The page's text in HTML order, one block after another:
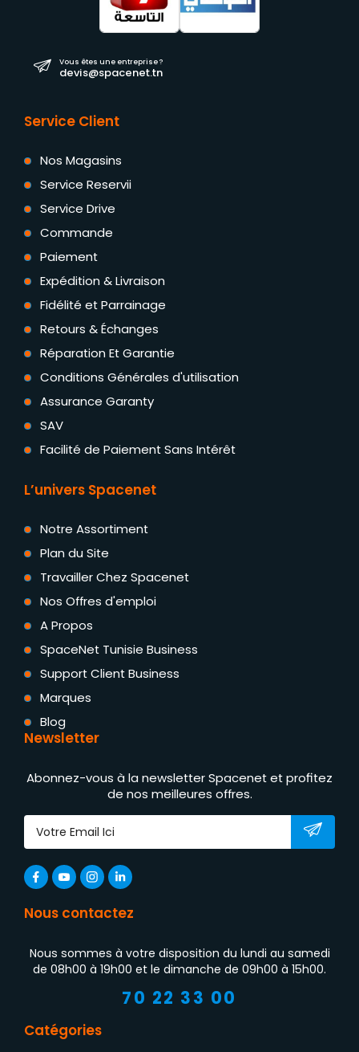
Vous êtes une entreprise ?
devis@spacenet.tn
Service Client
Nos Magasins
Service Reservii
Service Drive
Commande
Paiement
Expédition & Livraison
Fidélité et Parrainage
Retours & Échanges
Réparation Et Garantie
Conditions Générales d'utilisation
Assurance Garanty
SAV
Facilité de Paiement Sans Intérêt
L’univers Spacenet
Notre Assortiment
Plan du Site
Travailler Chez Spacenet
Nos Offres d'emploi
A Propos
SpaceNet Tunisie Business
Support Client Business
Marques
Blog
Newsletter
Abonnez-vous à la newsletter Spacenet et profitez
de nos meilleures offres.
Nous contactez
Nous sommes à votre disposition du lundi au samedi
de 08h00 à 19h00 et le dimanche de 09h00 à 15h00.
70 22 33 00
Catégories